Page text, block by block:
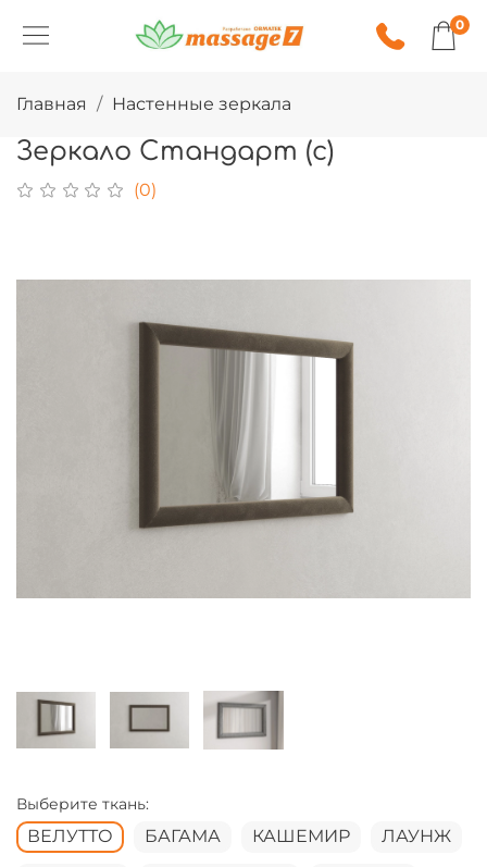
0
Главная Настенные зеркала
Зеркало Стандарт (c)
(0)
Выберите ткань:
ВЕЛУТТО БАГАМА КАШЕМИР ЛАУНЖ